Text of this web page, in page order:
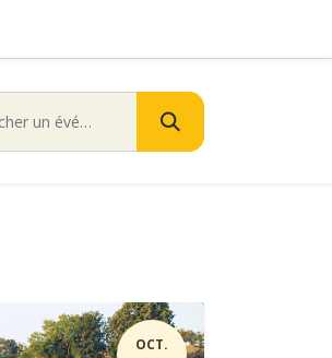
OCT.